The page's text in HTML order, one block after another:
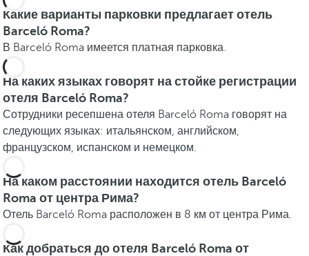
Какие варианты парковки предлагает отель
Barceló Roma?
В Barceló Roma имеется платная парковка.
На каких языках говорят на стойке регистрации
отеля Barceló Roma?
Сотрудники ресепшена отеля Barceló Roma говорят на
следующих языках: итальянском, английском,
французском, испанском и немецком.
На каком расстоянии находится отель Barceló
Roma от центра Рима?
Отель Barceló Roma расположен в 8 км от центра Рима.
Как добраться до отеля Barceló Roma от